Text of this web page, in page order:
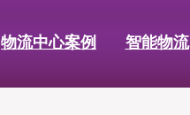
物流中心案例 智能物流